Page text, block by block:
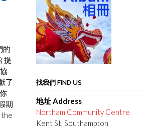
的
提
了
期
the
找我們 FIND US
地址 Address
Northam Community Centre
Kent St, Southampton